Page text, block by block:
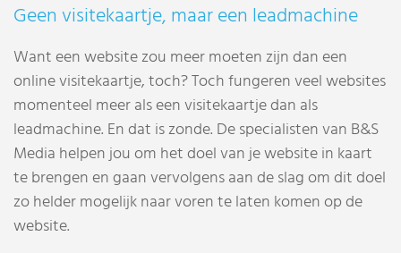
Geen visitekaartje, maar een leadmachine
Want een website zou meer moeten zijn dan een
online visitekaartje, toch? Toch fungeren veel websites
momenteel meer als een visitekaartje dan als
leadmachine. En dat is zonde. De specialisten van B&S
Media helpen jou om het doel van je website in kaart
te brengen en gaan vervolgens aan de slag om dit doel
zo helder mogelijk naar voren te laten komen op de
website.